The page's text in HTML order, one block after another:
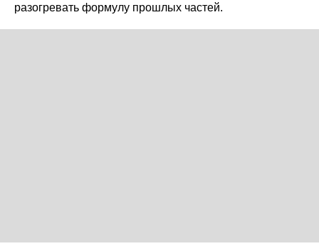
разогревать формулу прошлых частей.